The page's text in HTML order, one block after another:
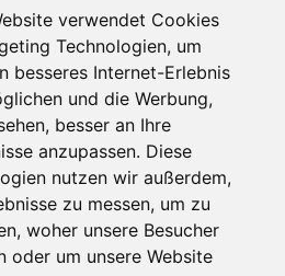
verwendet Cookies
Technologien, um
besseres Internet-Erlebnis
und die Werbung,
besser an Ihre
anzupassen. Diese
nutzen wir außerdem,
zu messen, um zu
woher unsere Besucher
oder um unsere Website
Business Partners
Investors
Media